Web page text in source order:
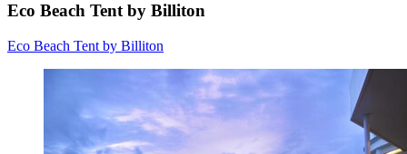
Eco Beach Tent by Billiton
Eco Beach Tent by Billiton